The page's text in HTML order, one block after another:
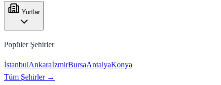
Yurtlar
Popüler Şehirler
İstanbulAnkaraİzmirBursaAntalyaKonya
Tüm Şehirler →